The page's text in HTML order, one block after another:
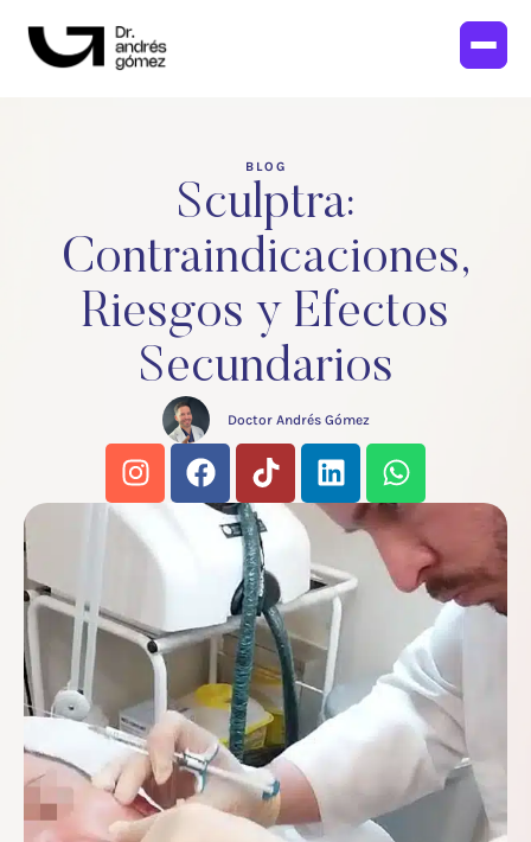
BLOG
Sculptra:
Contraindicaciones,
Riesgos y Efectos
Secundarios
Doctor Andrés Gómez